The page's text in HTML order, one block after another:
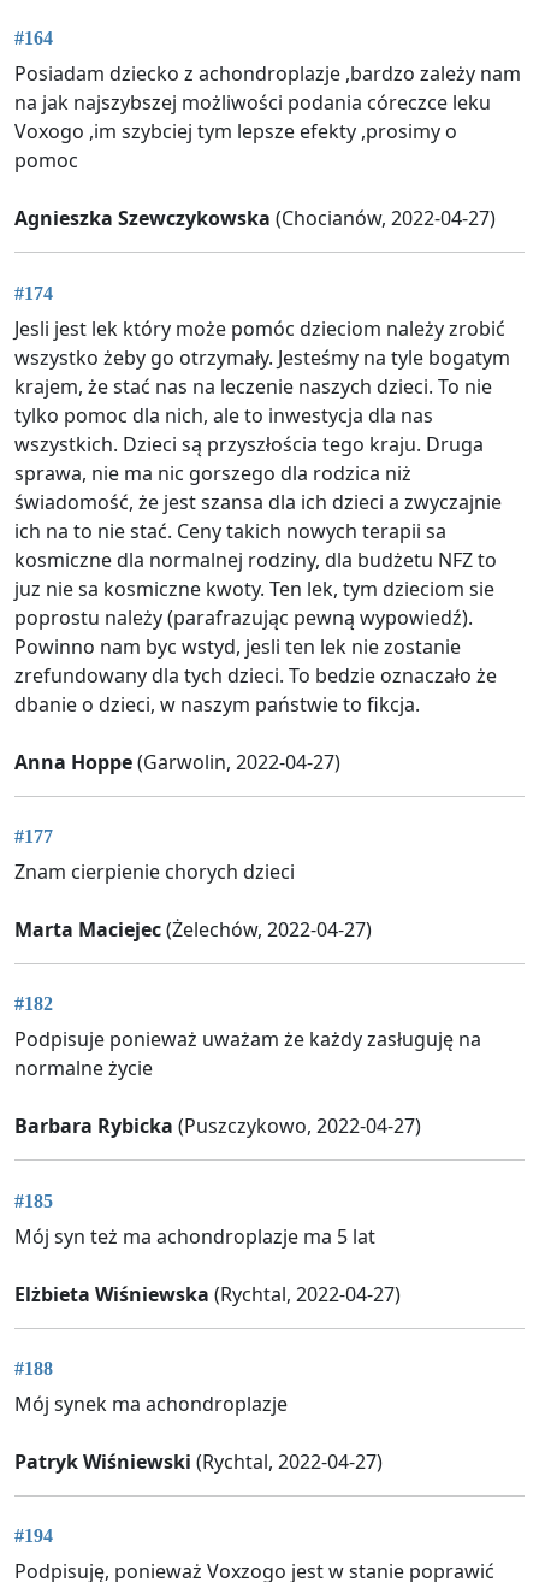
#164
Posiadam dziecko z achondroplazje ,bardzo zależy nam
na jak najszybszej możliwości podania córeczce leku
Voxogo ,im szybciej tym lepsze efekty ,prosimy o
pomoc
Agnieszka Szewczykowska (Chocianów, 2022-04-27)
#174
Jesli jest lek który może pomóc dzieciom należy zrobić
wszystko żeby go otrzymały. Jesteśmy na tyle bogatym
krajem, że stać nas na leczenie naszych dzieci. To nie
tylko pomoc dla nich, ale to inwestycja dla nas
wszystkich. Dzieci są przyszłościa tego kraju. Druga
sprawa, nie ma nic gorszego dla rodzica niż
świadomość, że jest szansa dla ich dzieci a zwyczajnie
ich na to nie stać. Ceny takich nowych terapii sa
kosmiczne dla normalnej rodziny, dla budżetu NFZ to
juz nie sa kosmiczne kwoty. Ten lek, tym dzieciom sie
poprostu należy (parafrazując pewną wypowiedź).
Powinno nam byc wstyd, jesli ten lek nie zostanie
zrefundowany dla tych dzieci. To bedzie oznaczało że
dbanie o dzieci, w naszym państwie to fikcja.
Anna Hoppe(Garwolin, 2022-04-27)
#177
Znam cierpienie chorych dzieci
Marta Maciejec(Żelechów, 2022-04-27)
#182
Podpisuje ponieważ uważam że każdy zasługuję na
normalne życie
Barbara Rybicka (Puszczykowo, 2022-04-27)
#185
Mój syn też ma achondroplazje ma 5 lat
Elżbieta Wiśniewska (Rychtal, 2022-04-27)
#188
Mój synek ma achondroplazje
Patryk Wiśniewski (Rychtal, 2022-04-27)
#194
Podpisuję, ponieważ Voxzogo jest w stanie poprawić